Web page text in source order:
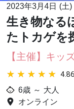
2023年3月4日 (土)
生き物なる
たトカゲを
【主催】キッ
★★★★★
★★★★★
6歳 ～ 大人
オンライン